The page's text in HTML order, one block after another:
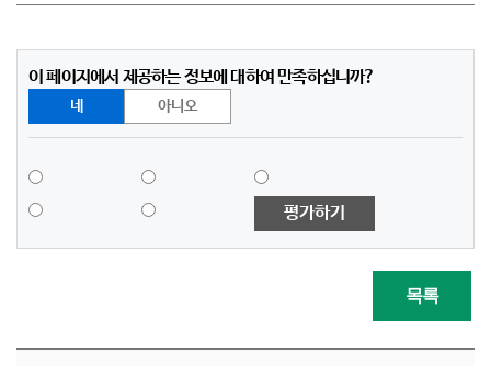
이 페이지에서 제공하는 정보에 대하여 만족하십니까?
네 아니오
평가하기
목록